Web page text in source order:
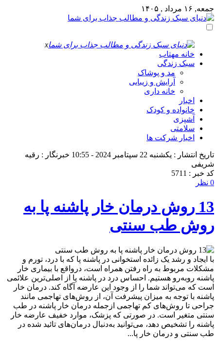
جمعه, ۱۶ مرداد , ۱۴۰۵
x
خانه مهتاب
سبک زندگی
مد و پوشاک
آرایش و زیبایی
خانه داری
اخبار
خانواده و کودک
آشپزی
سلامتی
اخبار شرکت ها
تاریخ انتشار : یکشنبه 22 سپتامبر 2024 - 10:55
خبرنگار : رقیه
شریفی
کد خبر : 5711
0 نظر
13 روش درمان خار پاشنه پا به
روش طب سنتی
با ایجاد و رشد یک زائده استخوانی در پاشنه پا که با درد، تورم و
مشکلات مربوط به راه رفتن همراه است، درواقع با بیماری خار
پاشنه روبه‌رو هستیم. احساس درد در پاشنه پا از اصلی‌ترین علائمی
است که می‌تواند شما را از وجود این عارضه آگاه کند. درمان خار
پاشنه با توجه به میزان پیشرفت آن، از روش‌های تهاجمی مانند
جراحی تا روش‌های کم تهاجمی ازجمله درمان خار پاشنه در طب
سنتی متغیر است. در صورتی که پزشک، موارد خفیف عارضه خار
پاشنه را تشخیص دهد، می‌توانید به‌دنبال درمان‌های تائید شده در
طب سنتی و درمان خار پا...